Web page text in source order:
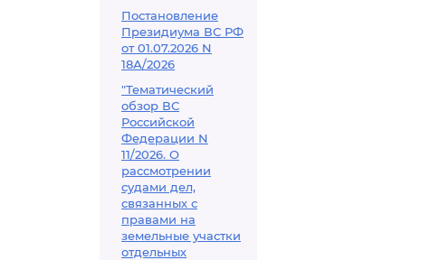
Постановление
Президиума ВС РФ
от 01.07.2026 N
18А/2026
"Тематический
обзор ВС
Российской
Федерации N
11/2026. О
рассмотрении
судами дел,
связанных с
правами на
земельные участки
отдельных